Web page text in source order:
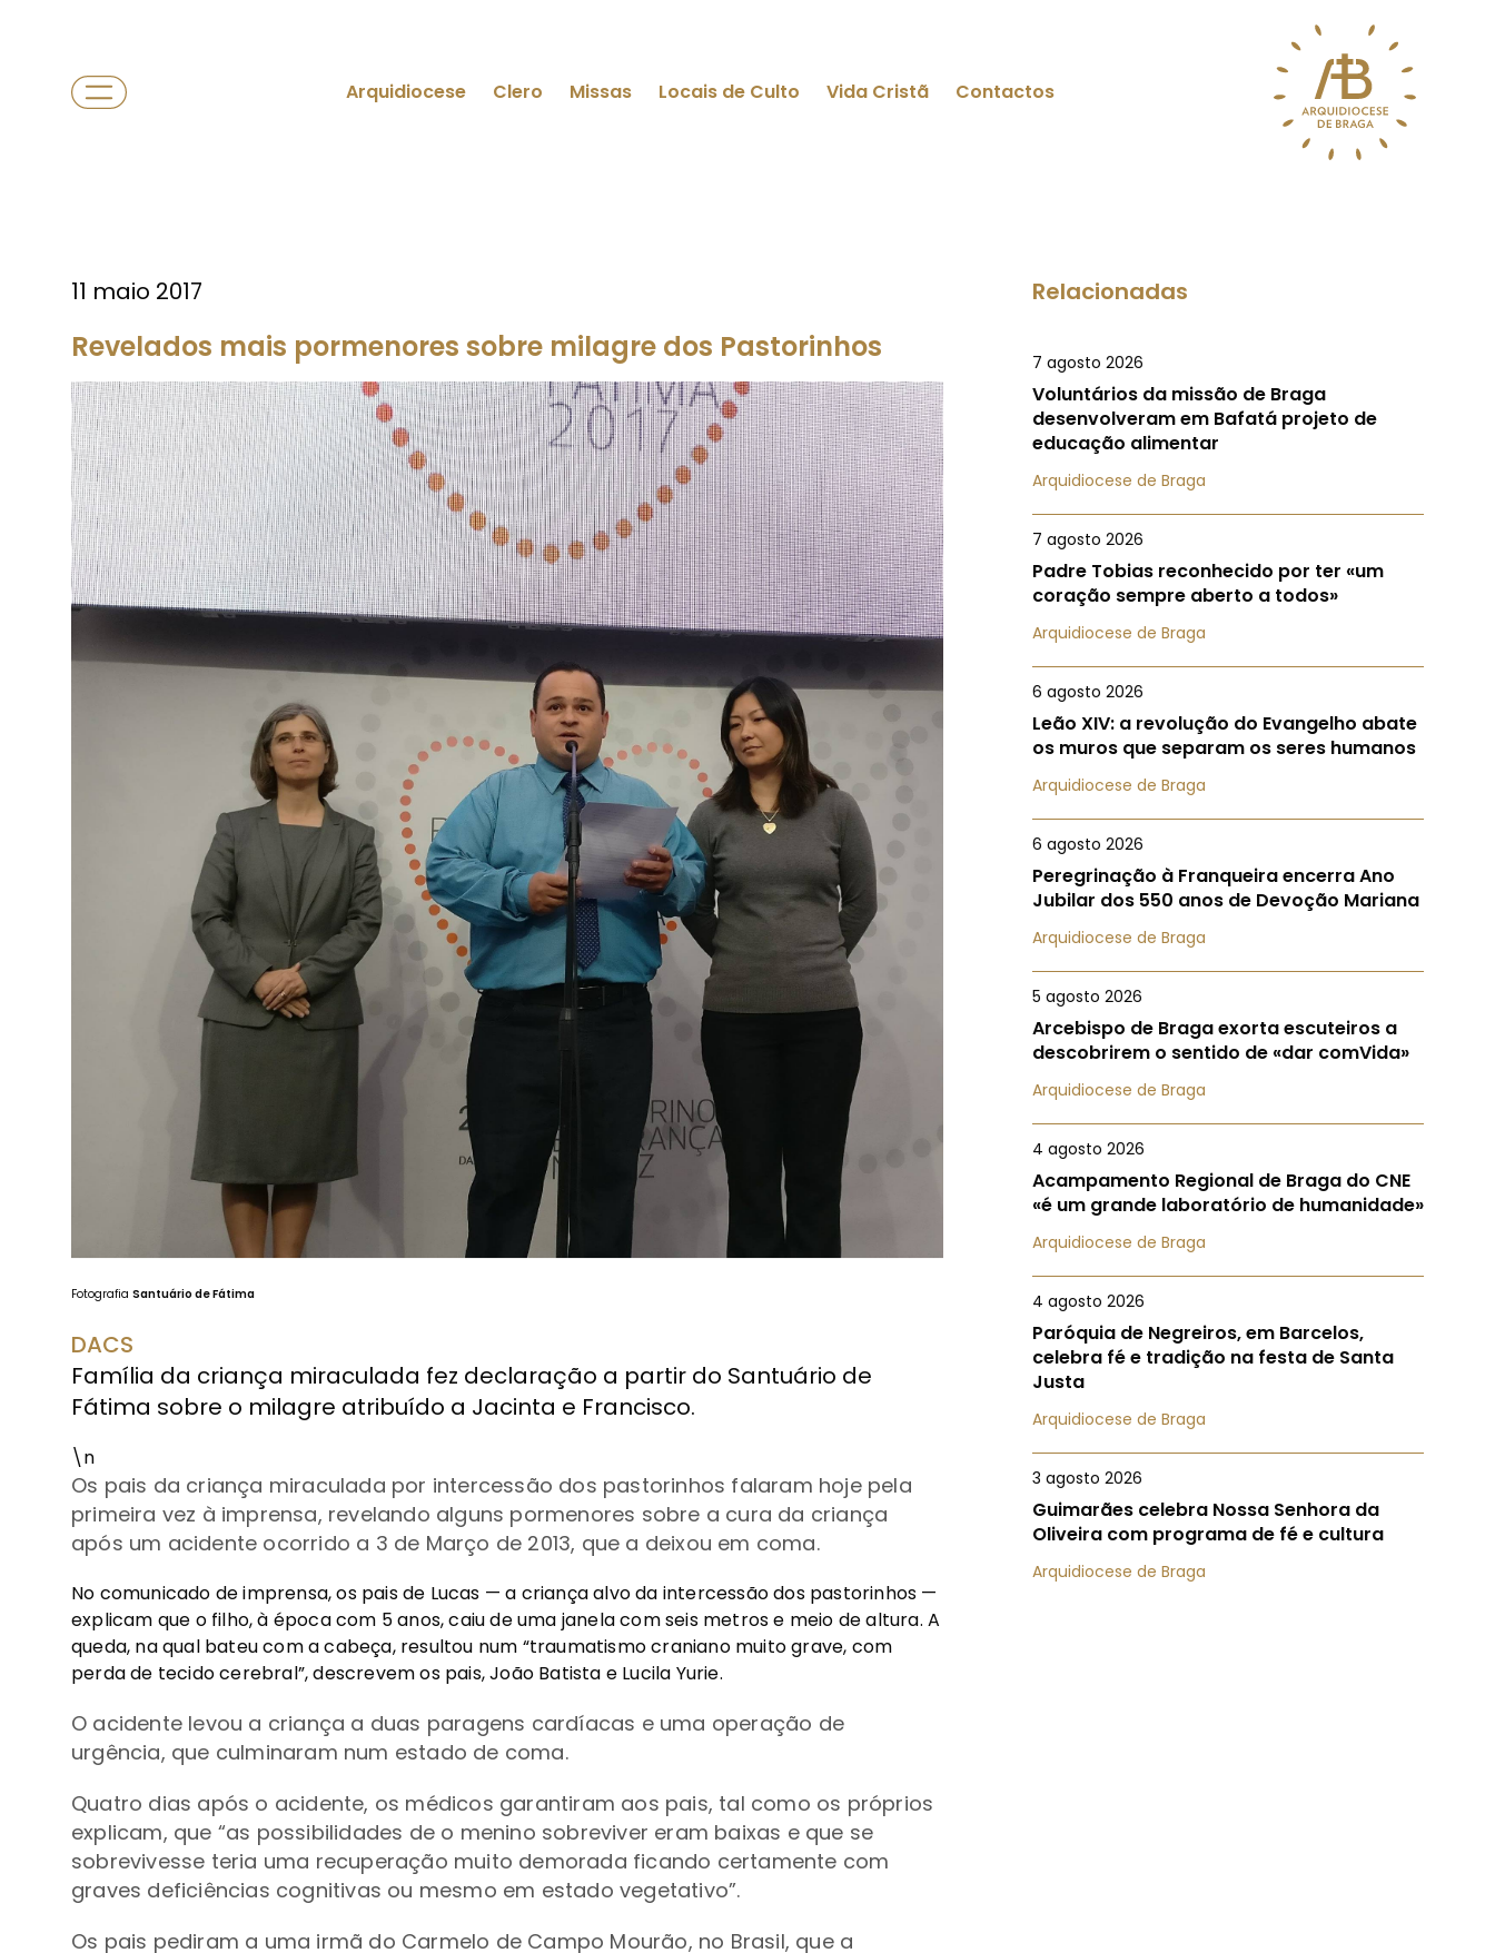
Arquidiocese Clero Missas Locais de Culto Vida Cristã Contactos
11 maio 2017
Revelados mais pormenores sobre milagre dos Pastorinhos
Fotografia Santuário de Fátima
DACS
Família da criança miraculada fez declaração a partir do Santuário de
Fátima sobre o milagre atribuído a Jacinta e Francisco.
\n
Os pais da criança miraculada por intercessão dos pastorinhos falaram hoje pela
primeira vez à imprensa, revelando alguns pormenores sobre a cura da criança
após um acidente ocorrido a 3 de Março de 2013, que a deixou em coma.
No comunicado de imprensa, os pais de Lucas — a criança alvo da intercessão dos pastorinhos —
explicam que o filho, à época com 5 anos, caiu de uma janela com seis metros e meio de altura. A
queda, na qual bateu com a cabeça, resultou num “traumatismo craniano muito grave, com
perda de tecido cerebral”, descrevem os pais, João Batista e Lucila Yurie.
O acidente levou a criança a duas paragens cardíacas e uma operação de
urgência, que culminaram num estado de coma.
Quatro dias após o acidente, os médicos garantiram aos pais, tal como os próprios
explicam, que “as possibilidades de o menino sobreviver eram baixas e que se
sobrevivesse teria uma recuperação muito demorada ficando certamente com
graves deficiências cognitivas ou mesmo em estado vegetativo”.
Os pais pediram a uma irmã do Carmelo de Campo Mourão, no Brasil, que a
Relacionadas
7 agosto 2026
Voluntários da missão de Braga
desenvolveram em Bafatá projeto de
educação alimentar
Arquidiocese de Braga
7 agosto 2026
Padre Tobias reconhecido por ter «um
coração sempre aberto a todos»
Arquidiocese de Braga
6 agosto 2026
Leão XIV: a revolução do Evangelho abate
os muros que separam os seres humanos
Arquidiocese de Braga
6 agosto 2026
Peregrinação à Franqueira encerra Ano
Jubilar dos 550 anos de Devoção Mariana
Arquidiocese de Braga
5 agosto 2026
Arcebispo de Braga exorta escuteiros a
descobrirem o sentido de «dar comVida»
Arquidiocese de Braga
4 agosto 2026
Acampamento Regional de Braga do CNE
«é um grande laboratório de humanidade»
Arquidiocese de Braga
4 agosto 2026
Paróquia de Negreiros, em Barcelos,
celebra fé e tradição na festa de Santa
Justa
Arquidiocese de Braga
3 agosto 2026
Guimarães celebra Nossa Senhora da
Oliveira com programa de fé e cultura
Arquidiocese de Braga